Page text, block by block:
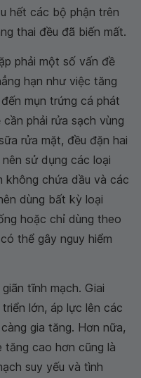
hết các bộ phận trên
thai đều đã biến mất.
phải một số vấn đề
hạn như việc tăng
mụn trứng cá phát
phải rửa sạch vùng
rửa mặt, đều đặn hai
sử dụng các loại
không chứa dầu và các
dùng bất kỳ loại
hoặc chỉ dùng theo
thể gây nguy hiểm
tĩnh mạch. Giai
lớn, áp lực lên các
gia tăng. Hơn nữa,
tăng cao hơn cũng là
suy yếu và tình